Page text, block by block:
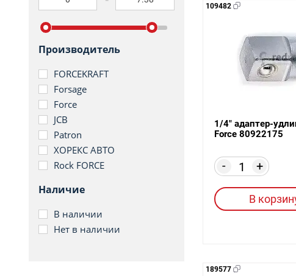
Производитель
FORCEKRAFT
Forsage
Force
JCB
Patron
ХОРЕКС АВТО
Rock FORCE
Наличие
В наличии
Нет в наличии
109482
1/4" адаптер-
Force 80922175
+
-
В
189577